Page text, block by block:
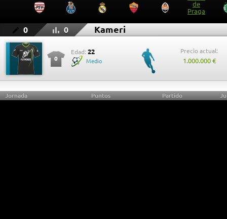
0 0 Kameri
0
Edad: 22
Medio
Precio actual:
1.000.000 €
Jornada Puntos Partido